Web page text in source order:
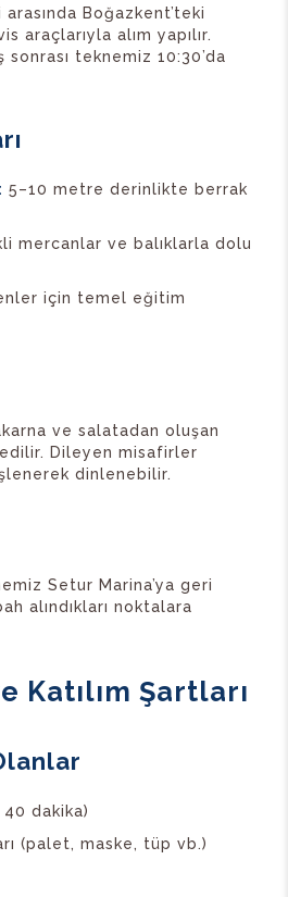
Boğazkent’teki
araçlarıyla alım yapılır.
sonrası teknemiz 10:30’da
5–10 metre derinlikte berrak
mercanlar ve balıklarla dolu
için temel eğitim
ve salatadan oluşan
Dileyen misafirler
dinlenebilir.
Setur Marina’ya geri
alındıkları noktalara
Katılım Şartları
dakika)
(palet, maske, tüp vb.)